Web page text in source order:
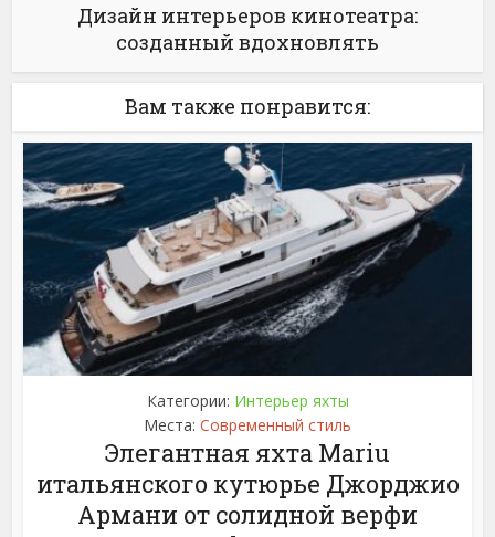
Дизайн интерьеров кинотеатра:
созданный вдохновлять
Вам также понравится:
Категории: Интерьер яхты
Места: Современный стиль
Элегантная яхта Mariu
итальянского кутюрье Джорджио
Армани от солидной верфи